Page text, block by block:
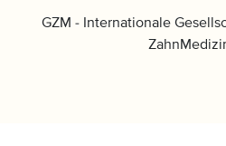
GZM - Internationale